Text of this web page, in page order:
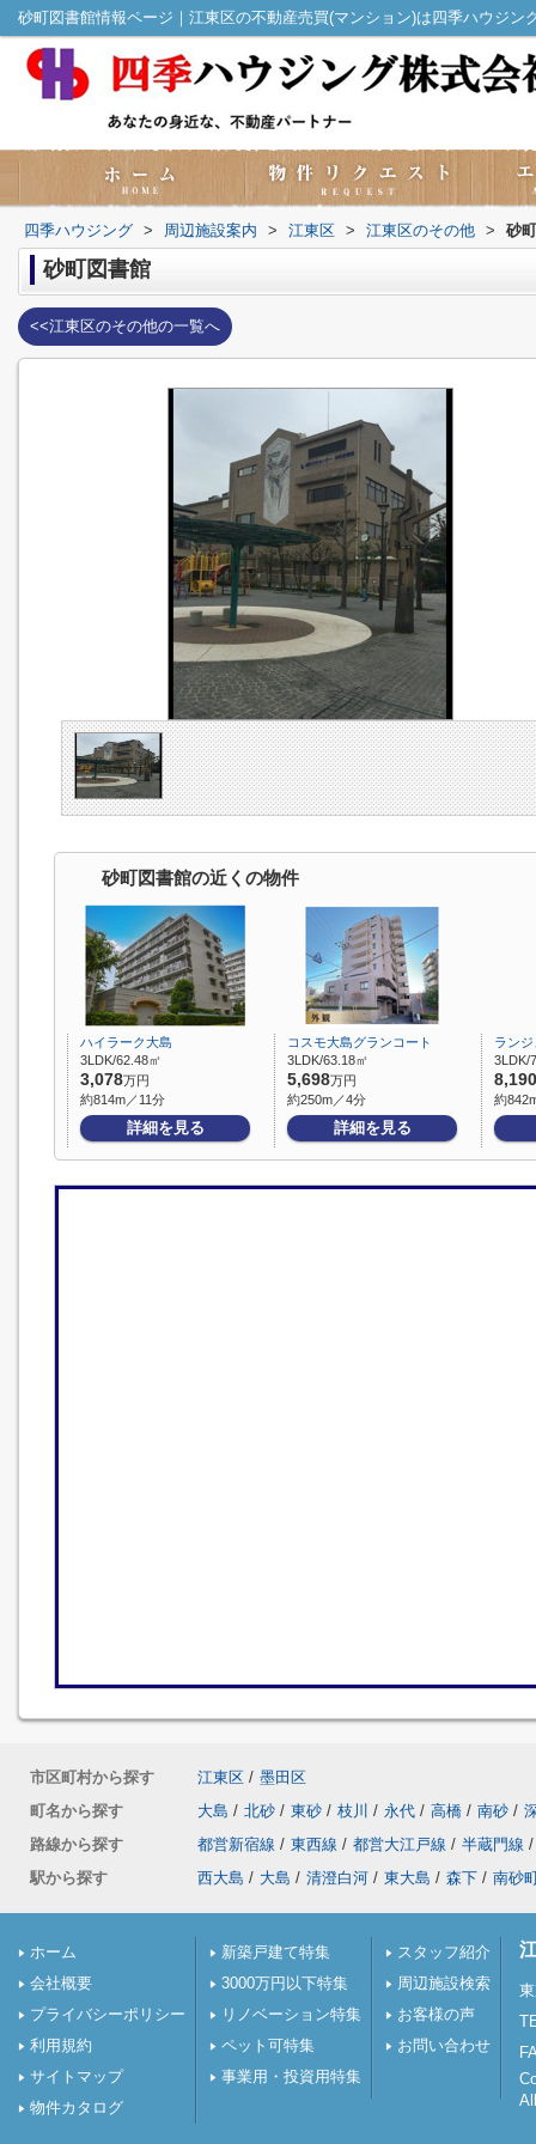
砂町図書館情報ページ｜江東区の不動産売買(マンション)は四季ハウジン
四季ハウジング > 周辺施設案内 > 江東区 > 江東区のその他 > 砂
砂町図書館
<<江東区のその他の一覧へ
砂町図書館の近くの物件
ハイラーク大島
3LDK/62.48㎡
3,078万円
約814m／11分
詳細を見る
コスモ大島グランコート
3LDK/63.18㎡
5,698万円
約250m／4分
詳細を見る
ラン
3LDK/
8,190
約
市区町村から探す 江東区 / 墨田区
町名から探す
大島 / 北砂 / 東砂 / 枝川 / 永代 / 高橋 / 南砂 /
路線から探す
都営新宿線 / 東西線 / 都営大江戸線 / 半蔵門線 /
駅から探す
西大島 / 大島 / 清澄白河 / 東大島 / 森下 / 南砂
ホーム
会社概要
プライバシーポリシー
利用規約
サイトマップ
物件カタログ
新築戸建て特集
3000万円以下特集
リノベーション特集
ペット可特集
事業用・投資用特集
スタッフ紹介
周辺施設検索
お客様の声
お問い合わせ